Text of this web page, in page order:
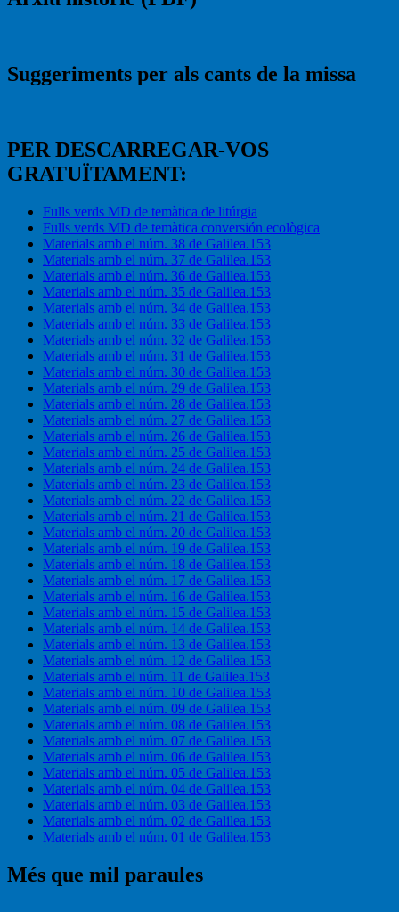
Suggeriments per als cants de la missa
PER DESCARREGAR-VOS
GRATUÏTAMENT:
Fulls verds MD de temàtica de litúrgia
Fulls verds MD de temàtica conversión ecològica
Materials amb el núm. 38 de Galilea.153
Materials amb el núm. 37 de Galilea.153
Materials amb el núm. 36 de Galilea.153
Materials amb el núm. 35 de Galilea.153
Materials amb el núm. 34 de Galilea.153
Materials amb el núm. 33 de Galilea.153
Materials amb el núm. 32 de Galilea.153
Materials amb el núm. 31 de Galilea.153
Materials amb el núm. 30 de Galilea.153
Materials amb el núm. 29 de Galilea.153
Materials amb el núm. 28 de Galilea.153
Materials amb el núm. 27 de Galilea.153
Materials amb el núm. 26 de Galilea.153
Materials amb el núm. 25 de Galilea.153
Materials amb el núm. 24 de Galilea.153
Materials amb el núm. 23 de Galilea.153
Materials amb el núm. 22 de Galilea.153
Materials amb el núm. 21 de Galilea.153
Materials amb el núm. 20 de Galilea.153
Materials amb el núm. 19 de Galilea.153
Materials amb el núm. 18 de Galilea.153
Materials amb el núm. 17 de Galilea.153
Materials amb el núm. 16 de Galilea.153
Materials amb el núm. 15 de Galilea.153
Materials amb el núm. 14 de Galilea.153
Materials amb el núm. 13 de Galilea.153
Materials amb el núm. 12 de Galilea.153
Materials amb el núm. 11 de Galilea.153
Materials amb el núm. 10 de Galilea.153
Materials amb el núm. 09 de Galilea.153
Materials amb el núm. 08 de Galilea.153
Materials amb el núm. 07 de Galilea.153
Materials amb el núm. 06 de Galilea.153
Materials amb el núm. 05 de Galilea.153
Materials amb el núm. 04 de Galilea.153
Materials amb el núm. 03 de Galilea.153
Materials amb el núm. 02 de Galilea.153
Materials amb el núm. 01 de Galilea.153
Més que mil paraules